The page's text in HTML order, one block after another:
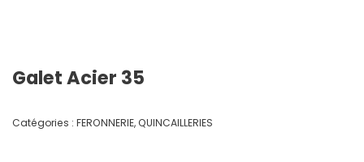
Galet Acier 35
Catégories : FERONNERIE,QUINCAILLERIES